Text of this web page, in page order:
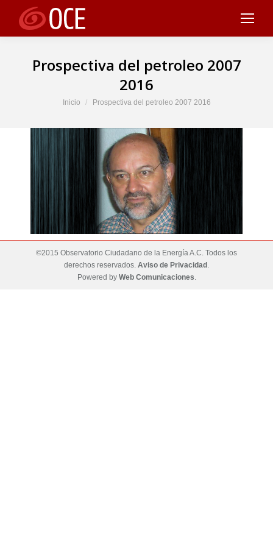
Prospectiva del petroleo 2007
2016
Estás aquí:
Inicio Prospectiva del petroleo 2007 2016
©2015 Observatorio Ciudadano de la Energía A.C. Todos los
derechos reservados. Aviso de Privacidad .
Powered by Web Comunicaciones.